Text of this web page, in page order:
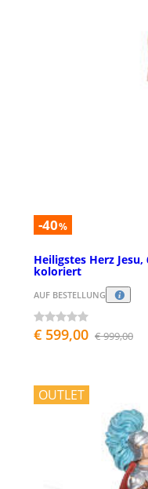
-40%
Heiligstes Herz
koloriert
AUF BESTELLUNG
€ 599,00 € 999,00
OUTLET